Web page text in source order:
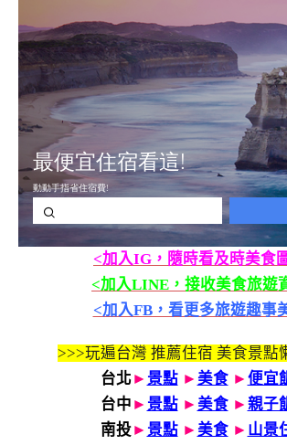
<加入IG，隨時看及時美食
<加入LINE，接收美食旅遊
<加入FB，看更多旅遊趣事
>>>玩遍台灣 推薦住宿 美食景點
台北 ► 景點 ► 美食► 便宜
台中 ► 景點 ► 美食► 親子
南投► 景點 ► 美食► 山景